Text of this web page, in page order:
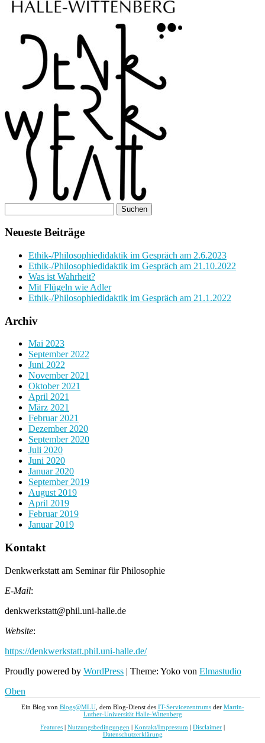
Neueste Beiträge
Ethik-/Philosophiedidaktik im Gespräch am 2.6.2023
Ethik-/Philosophiedidaktik im Gespräch am 21.10.2022
Was ist Wahrheit?
Mit Flügeln wie Adler
Ethik-/Philosophiedidaktik im Gespräch am 21.1.2022
Archiv
Mai 2023
September 2022
Juni 2022
November 2021
Oktober 2021
April 2021
März 2021
Februar 2021
Dezember 2020
September 2020
Juli 2020
Juni 2020
Januar 2020
September 2019
August 2019
April 2019
Februar 2019
Januar 2019
Kontakt
Denkwerkstatt am Seminar für Philosophie
E-Mail:
denkwerkstatt@phil.uni-halle.de
Website:
https://denkwerkstatt.phil.uni-halle.de/
Proudly powered by WordPress | Theme: Yoko von Elmastudio
Oben
Ein Blog von Blogs@MLU, dem Blog-Dienst des IT-Servicezentrumsder Martin-
Luther-Universität Halle-Wittenberg
Features | Nutzungsbedingungen | Kontakt/Impressum | Disclaimer |
Datenschutzerklärung